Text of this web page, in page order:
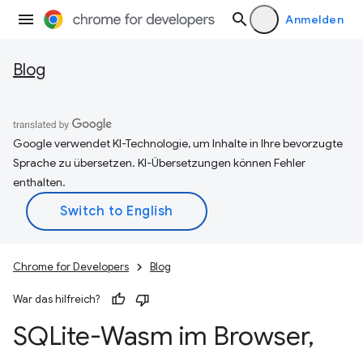
Anmelden
Blog
Google verwendet KI-Technologie, um Inhalte in Ihre bevorzugte
Sprache zu übersetzen. KI-Übersetzungen können Fehler
enthalten.
Chrome for Developers Blog
War das hilfreich?
SQLite-Wasm im Browser,